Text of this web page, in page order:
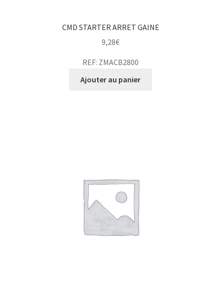
CMD STARTER ARRET GAINE
9,28€
REF: ZMACB2800
Ajouter au panier